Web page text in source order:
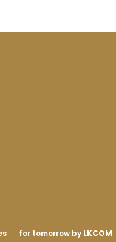
for tomorrow by LKCOM